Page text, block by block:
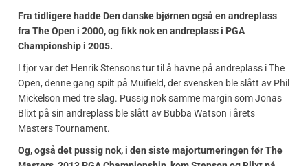
Fra tidligere hadde Den danske bjørnen også en andreplass
fra The Open i 2000, og fikk nok en andreplass i PGA
Championship i 2005.
I fjor var det Henrik Stensons tur til å havne på andreplass i The
Open, denne gang spilt på Muifield, der svensken ble slått av Phil
Mickelson med tre slag. Pussig nok samme margin som Jonas
Blixt på sin andreplass ble slått av Bubba Watson i årets
Masters Tournament.
Og, også det pussig nok, i den siste majorturneringen før The